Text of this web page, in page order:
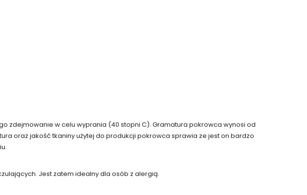
zdejmowanie w celu wyprania (40 stopni C). Gramatura pokrowca wynosi od
oraz jakość tkaniny użytej do produkcji pokrowca sprawia ze jest on bardzo
Jest zatem idealny dla osób z alergią.